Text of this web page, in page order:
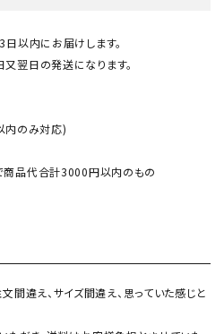
以内にお届けします。
翌日の発送になります。
内のみ対応)
品代合計3000円以内のもの
間違え、サイズ間違え、思っていた感じと